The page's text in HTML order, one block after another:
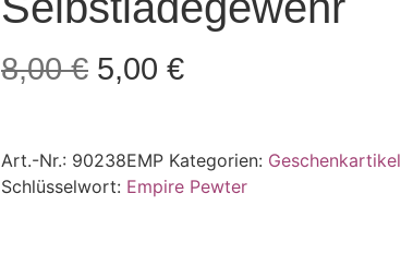
8,00€ 5,00 €
Art.-Nr.: 90238EMP Kategorien: Geschenkartikel
Schlüsselwort: Empire Pewter